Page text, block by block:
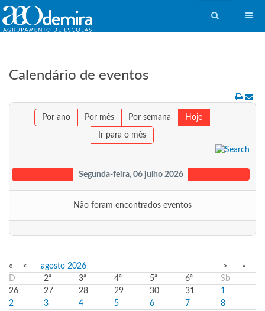
Calendário de eventos
Por ano Por mês Por semana Hoje
Ir para o mês
Segunda-feira, 06 julho 2026
Não foram encontrados eventos
« < agosto 2026 >
»
D
2ª 3ª 4ª 5ª 6ª
Sb
26
27 28 29 30 31
1
2
3 4 5 6 7
8